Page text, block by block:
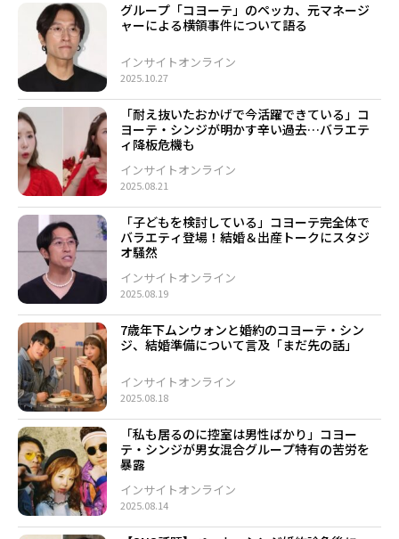
グループ「コヨーテ」のペッカ、元マネージ
ャーによる横領事件について語る
2025.10.27
インサイトオンライン
「耐え抜いたおかげで今活躍できている」コ
ヨーテ・シンジが明かす辛い過去…バラエテ
ィ降板危機も
2025.08.21
インサイトオンライン
「子どもを検討している」コヨーテ完全体で
バラエティ登場！結婚＆出産トークにスタジ
オ騒然
2025.08.19
インサイトオンライン
7歳年下ムンウォンと婚約のコヨーテ・シン
ジ、結婚準備について言及「まだ先の話」
2025.08.18
インサイトオンライン
「私も居るのに控室は男性ばかり」コヨー
テ・シンジが男女混合グループ特有の苦労を
暴露
2025.08.14
インサイトオンライン